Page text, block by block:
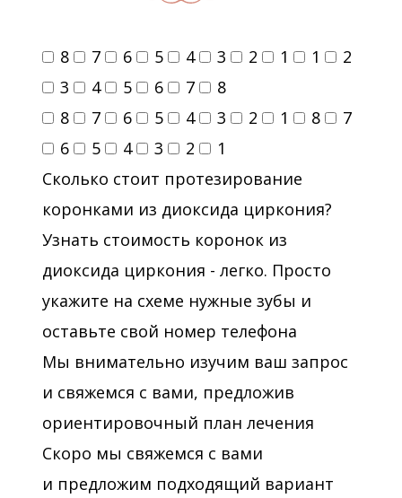
8 7 6 5 4 3 2 1 1
2
3
4 5 6 7
8
8
7 6 5 4 3 2 1 8
7
6
5 4 3 2
1
Сколько стоит протезирование
коронками из диоксида циркония?
Узнать стоимость коронок из
диоксида циркония - легко. Просто
укажите на схеме нужные зубы и
оставьте свой номер телефона
Мы внимательно изучим ваш запрос
и свяжемся с вами, предложив
ориентировочный план лечения
Скоро мы свяжемся с вами
и предложим подходящий вариант